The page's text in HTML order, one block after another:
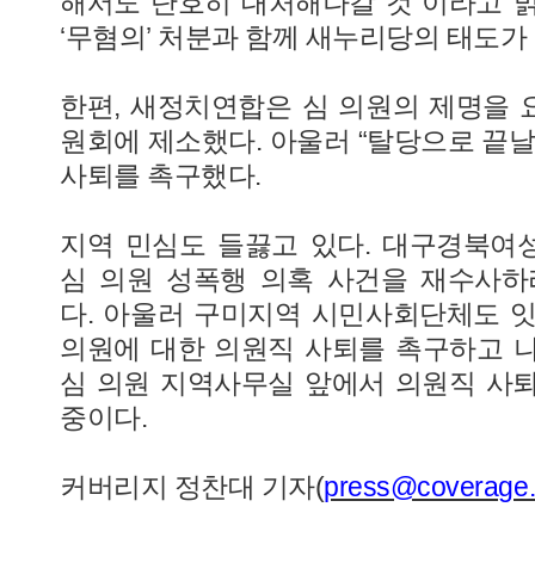
‘무혐의’ 처분과 함께 새누리당의 태도
한편, 새정치연합은 심 의원의 제명을
원회에 제소했다. 아울러 “탈당으로 끝
사퇴를 촉구했다.
지역 민심도 들끓고 있다. 대구경북여
심 의원 성폭행 의혹 사건을 재수사
다. 아울러 구미지역 시민사회단체도
의원에 대한 의원직 사퇴를 촉구하고
심 의원 지역사무실 앞에서 의원직 사
중이다.
커버리지 정찬대 기자(